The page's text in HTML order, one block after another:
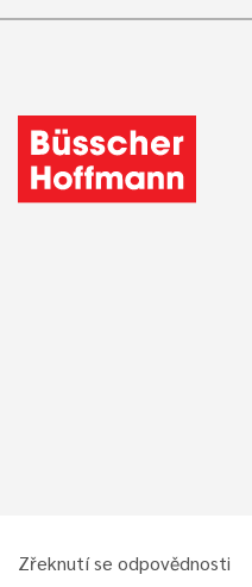
Zřeknutí se odpovědnosti